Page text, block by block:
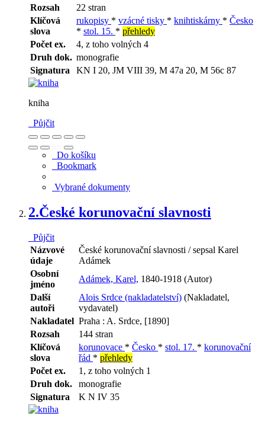
Rozsah
22 stran
Klíčová
slova
rukopisy * vzácné tisky * knihtiskárny * Česko
* stol. 15. * přehledy
Počet ex.
4, z toho volných 4
Druh dok. monografie
Signatura
KN I 20, JM VIII 39, M 47a 20, M 56c 87
kniha
Půjčit
Do košíku
Bookmark
Vybrané dokumenty
2.České korunovační slavnosti
Půjčit
Názvové
údaje
České korunovační slavnosti / sepsal Karel
Adámek
Osobní
jméno
Adámek, Karel, 1840-1918 (Autor)
Další
autoři
Alois Srdce (nakladatelství) (Nakladatel,
vydavatel)
Nakladatel Praha : A. Srdce, [1890]
Rozsah
144 stran
Klíčová
slova
korunovace * Česko * stol. 17. * korunovační
řád * přehledy
Počet ex.
1, z toho volných 1
Druh dok.
monografie
Signatura
K N IV 35